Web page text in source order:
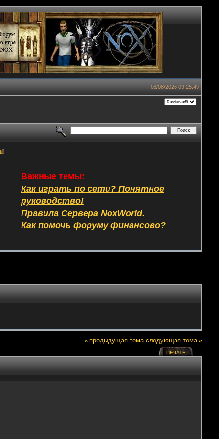
06/08/2026 09:25:49
!
Важные темы:
Как играть по сети? Понятное
руководство!
Правила Сервера NoxWorld.
Как помочь форуму финансово?
« предыдущая тема следующая тема »
ПЕЧАТЬ